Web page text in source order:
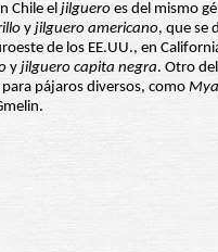
Chile el jilguero es del mismo
y jilguero americano, que se
de los EE.UU., en
y jilguero capita negra. Otro
pájaros diversos, como